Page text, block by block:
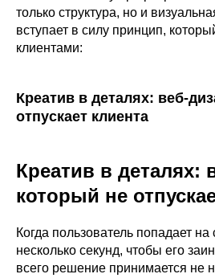
только структура, но и
вступает в силу принцип,
клиентами:
Креатив в деталях: веб-
отпускает клиента
Креатив в деталях:
который не
Когда пользователь попадает на
несколько секунд, чтобы его
всего решение принимается не